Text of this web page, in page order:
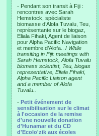
- Pendant son transit à Fiji :
rencontres avec Sarah
Hemstock, spécialiste
biomasse d’Alofa Tuvalu, Teu,
représentante sur le biogaz,
Eliala Fihaki, Agent de liaison
pour Alpha Pacific Navigation
et membre d’Alofa.. / While
transiting in Fiji: meetings with
Sarah Hemstock, Alofa Tuvalu
biomass scientist, Teu, biogas
representative, Eliala Fihaki,
Alpha Pacific Liaison agent
and a member of Alofa
Tuvalu..
- Petit événement de
sensibilisation sur le climat
à l'occasion de la remise
d'une nouvelle donation
d'Hunamar et du CD
d'Ecolo'zik aux écoles